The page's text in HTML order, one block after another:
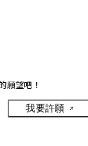
願望吧！
我要許願